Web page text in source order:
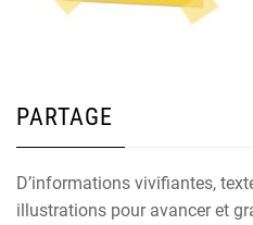
PARTAGE
D’informations vivifiantes,
illustrations pour avancer et